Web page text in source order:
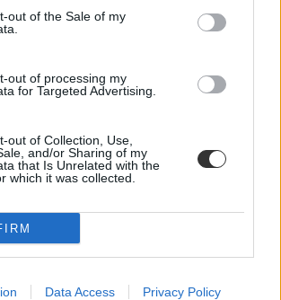
out of the Sale of my
out of processing my
for Targeted Advertising.
out of Collection, Use,
and/or Sharing of my
that Is Unrelated with the
which it was collected.
Data Access Privacy Policy